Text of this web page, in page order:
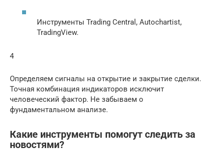
Инструменты Trading Central, Autochartist,
TradingView.
4
Определяем сигналы на открытие и закрытие сделки.
Точная комбинация индикаторов исключит
человеческий фактор. Не забываем о
фундаментальном анализе.
Какие инструменты помогут следить за
новостями?